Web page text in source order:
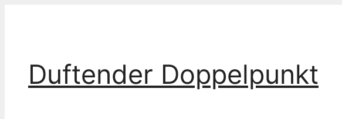
Duftender Doppelpunkt